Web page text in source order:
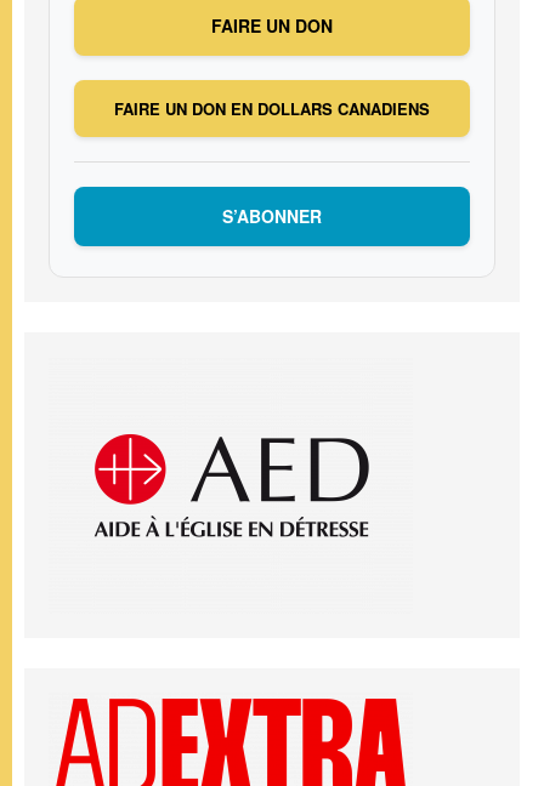
FAIRE UN DON
FAIRE UN DON EN DOLLARS CANADIENS
S’ABONNER